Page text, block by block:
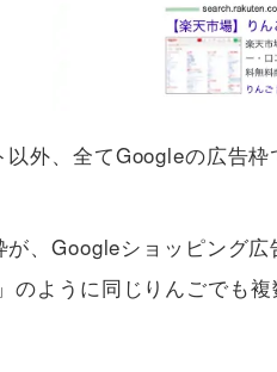
外、全てGoogleの広告枠
、Googleショッピング
のように同じりんごでも